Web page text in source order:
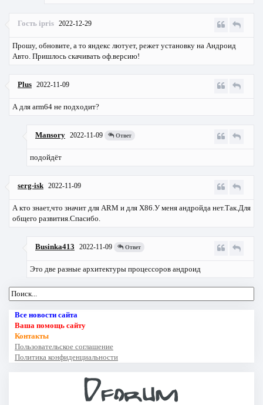
Гость ipris 2022-12-29
Прошу, обновите, а то яндекс лютует, режет установку на Андроид
Авто. Пришлось скачивать оф.версию!
Plus 2022-11-09
А для arm64 не подходит?
Mansory 2022-11-09 Ответ
подойдёт
serg-isk 2022-11-09
А кто знает,что значит для ARM и для X86.У меня андройда нет.Так.Для
общего развития.Спасибо.
Businka413 2022-11-09 Ответ
Это две разные архитектуры процессоров андроид
Все новости сайта
Ваша помощь сайту
Контакты
Пользовательское соглашение
Политика конфиденциальности